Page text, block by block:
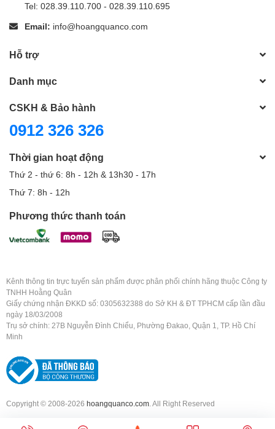
Tel: 028.39.110.700 - 028.39.110.695
Email: info@hoangquanco.com
Hỗ trợ
Danh mục
CSKH & Bảo hành
0912 326 326
Thời gian hoạt động
Thứ 2 - thứ 6: 8h - 12h & 13h30 - 17h
Thứ 7: 8h - 12h
Phương thức thanh toán
Kênh thông tin trực tuyến sản phẩm được phân phối chính hãng thuộc Công ty
TNHH Hoằng Quân
Giấy chứng nhận ĐKKD số: 0305632388 do Sở KH & ĐT TPHCM cấp lần đầu
ngày 18/03/2008
Trụ sở chính: 27B Nguyễn Đình Chiểu, Phường Đakao, Quận 1, TP. Hồ Chí
Minh
Copyright © 2008-2026 hoangquanco.com. All Right Reserved